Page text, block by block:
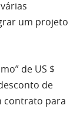
um projeto
de US $
de
contrato para